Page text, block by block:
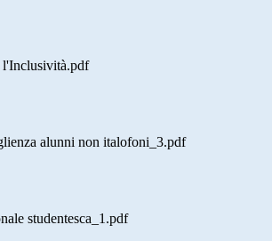
l'Inclusività.pdf
alunni non italofoni_3.pdf
studentesca_1.pdf